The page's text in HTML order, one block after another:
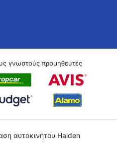
γνωστούς προμηθευτές
αυτοκινήτου Halden